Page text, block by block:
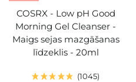
COSRX - Low pH Good
Morning Gel Cleanser -
Maigs sejas mazgāšanas
līdzeklis - 20ml
1045